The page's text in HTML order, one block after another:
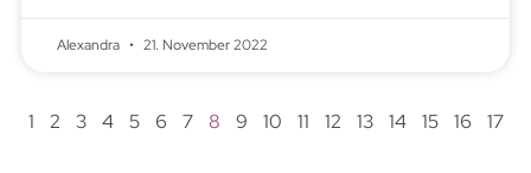
Alexandra 21. November 2022
1 2 3 4 5 6 7 8 9 10 11 12 13 14 15 16 17